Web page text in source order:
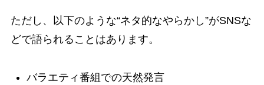
ただし、以下のような“ネタ的なやらかし”がSNSな
どで語られることはあります。
バラエティ番組での天然発言